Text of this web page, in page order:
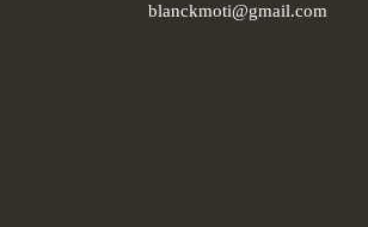
blanckmoti@gmail.com